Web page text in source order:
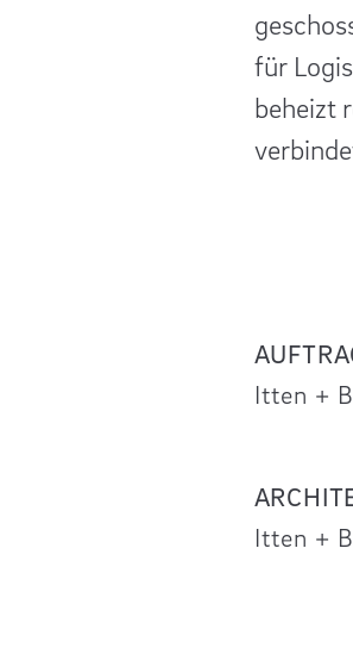
für
beheizt
Itten +
Itten +